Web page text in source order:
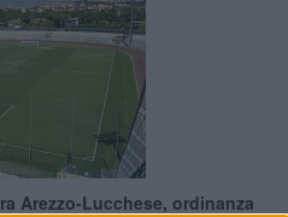
​Arezzo-Lucchese, ordinanza